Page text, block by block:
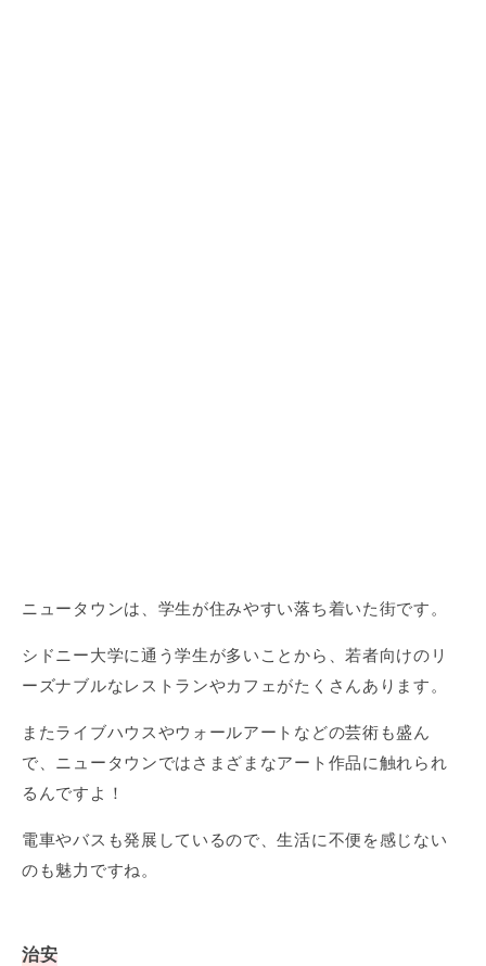
ニュータウンは、学生が住みやすい落ち着いた街です。
シドニー大学に通う学生が多いことから、若者向けのリ
ーズナブルなレストランやカフェがたくさんあります。
またライブハウスやウォールアートなどの芸術も盛ん
で、ニュータウンではさまざまなアート作品に触れられ
るんですよ！
電車やバスも発展しているので、生活に不便を感じない
のも魅力ですね。
治安